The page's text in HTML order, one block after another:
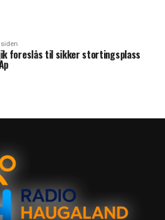
siden
foreslås til sikker stortingsplass